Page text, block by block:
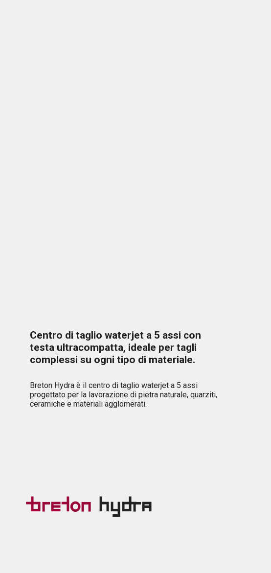
Centro di taglio waterjet a 5 assi con
testa ultracompatta, ideale per tagli
complessi su ogni tipo di materiale.
Breton Hydra è il centro di taglio waterjet a 5 assi
progettato per la lavorazione di pietra naturale, quarziti,
ceramiche e materiali agglomerati.
Breton Hydra